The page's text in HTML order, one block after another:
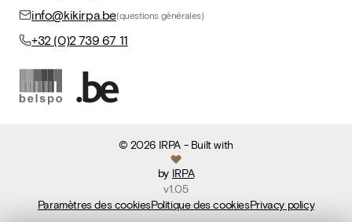
info@kikirpa.be(questions générales)
+32 (0)2 739 67 11
©2026 IRPA- Built with
by IRPA
v1.05
Paramètres des cookiesPolitique des cookiesPrivacy policy